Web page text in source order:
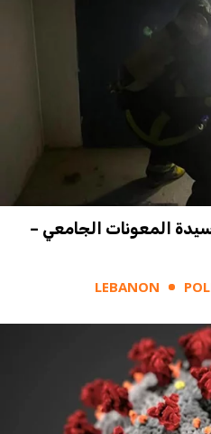
المعونات الجامعي –
LEBANON